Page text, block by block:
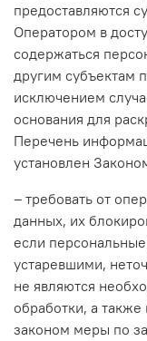
предоставляются
Оператором в
содержаться
другим субъектам
исключением
основания для
Перечень
установлен
– требовать от
данных, их
если
устаревшими,
не являются
обработки, а
законом меры по